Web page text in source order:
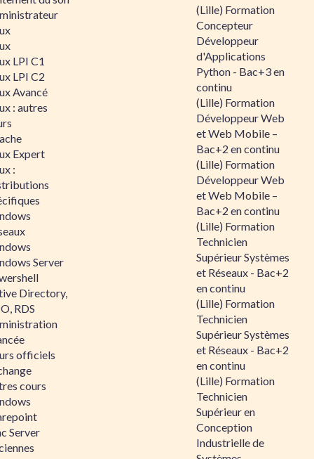
LPI C1
LPI C2
Avancé
: autres
Expert
:
Server
Directory,
RDS
officiels
cours
Server
(Lille) Formation
Concepteur
Développeur
d'Applications
Python - Bac+3 en
continu
(Lille) Formation
Développeur Web
et Web Mobile –
Bac+2 en continu
(Lille) Formation
Développeur Web
et Web Mobile –
Bac+2 en continu
(Lille) Formation
Technicien
Supérieur Systèmes
et Réseaux - Bac+2
en continu
(Lille) Formation
Technicien
Supérieur Systèmes
et Réseaux - Bac+2
en continu
(Lille) Formation
Technicien
Supérieur en
Conception
Industrielle de